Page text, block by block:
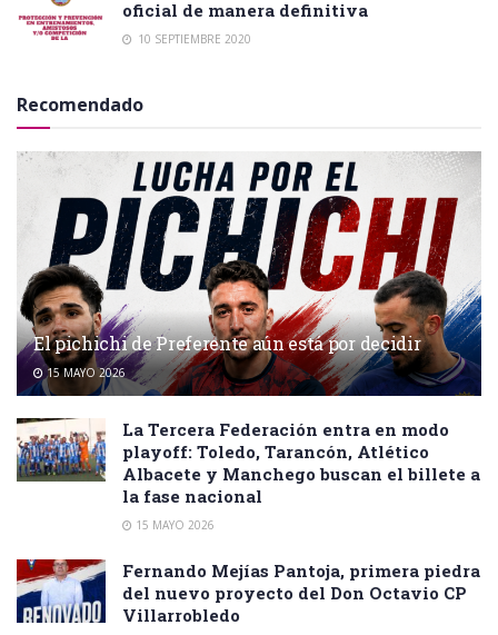
oficial de manera definitiva
10 SEPTIEMBRE 2020
Recomendado
El pichichi de Preferente aún está por decidir
15 MAYO 2026
La Tercera Federación entra en modo
playoff: Toledo, Tarancón, Atlético
Albacete y Manchego buscan el billete a
la fase nacional
15 MAYO 2026
Fernando Mejías Pantoja, primera piedra
del nuevo proyecto del Don Octavio CP
Villarrobledo